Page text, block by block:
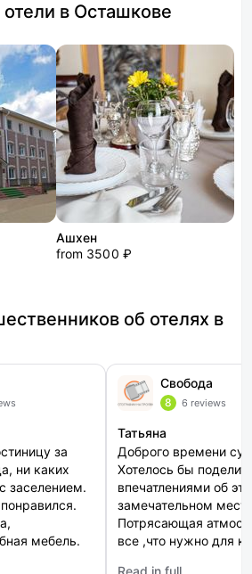
в Осташкове
Ашхен
from 3500 ₽
об отелях в
за
ни каких
заселением.
мебель.
Свобода
8 6 reviews
Татьяна
Доброго времени
Хотелось бы
впечатлениями об
замечательном
Потрясающая
все ,что нужно для
Read in full